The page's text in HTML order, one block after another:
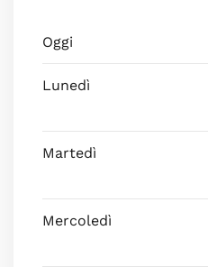
Oggi
Lunedì
Martedì
Mercoledì